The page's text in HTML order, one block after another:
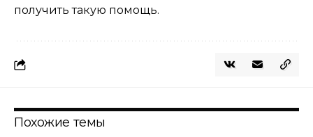
получить такую помощь.
Похожие темы